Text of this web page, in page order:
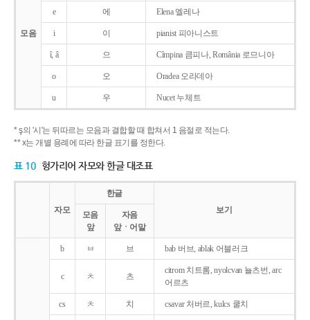
모음
e 에 Elena 엘레나
i 이 pianist 피아니스트
î, â 으 Cîmpina 큼피나, România 로므니아
o 오 Oradea 오라데아
u 우 Nucet 누체트
* ş의 '시'는 뒤따르는 모음과 결합할 때 합쳐서 1 음절로 적는다.
** x는 개별 용례에 따라 한글 표기를 정한다.
표 10 헝가리어 자모와 한글 대조표
자모
한글
보기
모음
앞
자음
앞ㆍ어말
b ㅂ 브 bab 버브, ablak 어블러크
c ㅊ 츠
citrom 치트롬, nyolcvan 뇰츠번, arc
어르츠
cs ㅊ 치 csavar 처버르, kulcs 쿨치